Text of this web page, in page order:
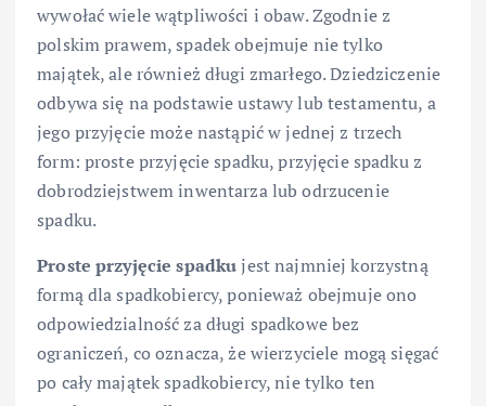
wywołać wiele wątpliwości i obaw. Zgodnie z
polskim prawem, spadek obejmuje nie tylko
majątek, ale również długi zmarłego. Dziedziczenie
odbywa się na podstawie ustawy lub testamentu, a
jego przyjęcie może nastąpić w jednej z trzech
form: proste przyjęcie spadku, przyjęcie spadku z
dobrodziejstwem inwentarza lub odrzucenie
spadku.
Proste przyjęcie spadkujest najmniej korzystną
formą dla spadkobiercy, ponieważ obejmuje ono
odpowiedzialność za długi spadkowe bez
ograniczeń, co oznacza, że wierzyciele mogą sięgać
po cały majątek spadkobiercy, nie tylko ten